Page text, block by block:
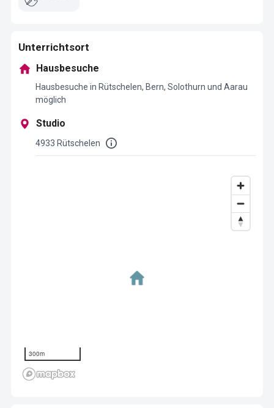
Unterrichtsort
Hausbesuche
Hausbesuche in Rütschelen, Bern, Solothurn und Aarau
möglich
Studio
4933 Rütschelen
300m